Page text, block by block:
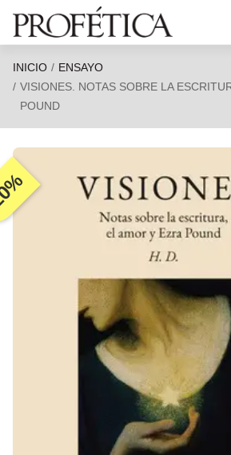
Saltar al contenido principal
INICIO
ENSAYO
VISIONES. NOTAS SOBRE LA
POUND